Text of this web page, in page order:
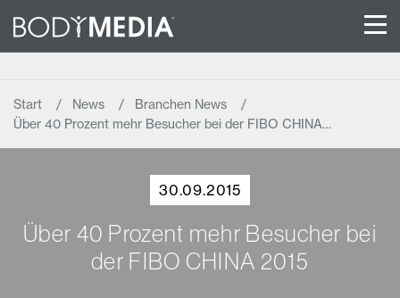
Start News
Branchen News
Über 40 Prozent mehr Besucher bei der FIBO CHINA…
30.09.2015
Über 40 Prozent mehr Besucher bei
der FIBO CHINA 2015